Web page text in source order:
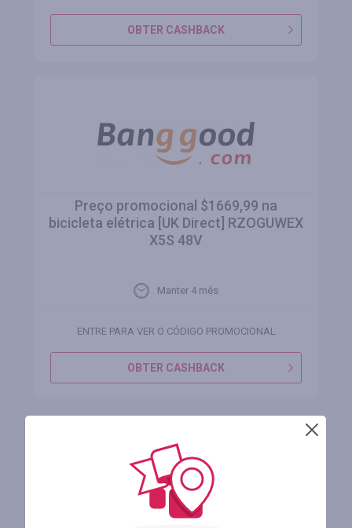
OBTER CASHBACK
Preço promocional $1669,99 na
bicicleta elétrica [UK Direct] RZOGUWEX
X5S 48V
Manter 4 mês
ENTRE PARA VER O CÓDIGO PROMOCIONAL
OBTER CASHBACK